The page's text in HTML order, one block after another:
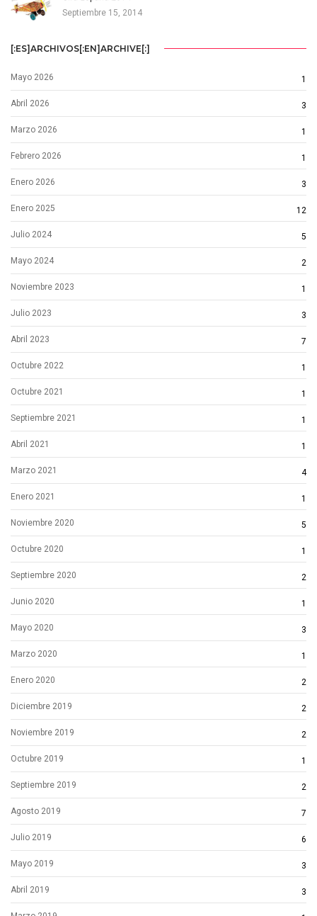
Septiembre 15, 2014
[:ES]ARCHIVOS[:EN]ARCHIVE[:]
Mayo 2026 1
Abril 2026 3
Marzo 2026 1
Febrero 2026 1
Enero 2026 3
Enero 2025 12
Julio 2024 5
Mayo 2024 2
Noviembre 2023 1
Julio 2023 3
Abril 2023 7
Octubre 2022 1
Octubre 2021 1
Septiembre 2021 1
Abril 2021 1
Marzo 2021 4
Enero 2021 1
Noviembre 2020 5
Octubre 2020 1
Septiembre 2020 2
Junio 2020 1
Mayo 2020 3
Marzo 2020 1
Enero 2020 2
Diciembre 2019 2
Noviembre 2019 2
Octubre 2019 1
Septiembre 2019 2
Agosto 2019 7
Julio 2019 6
Mayo 2019 3
Abril 2019 3